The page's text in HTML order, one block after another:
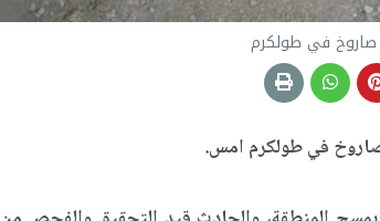
صاروخ في طولكرم
في طولكرم امس.